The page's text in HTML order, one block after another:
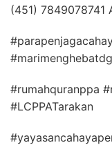
(451) 7849078741
#rumahquranppa
#LCPPATarakan